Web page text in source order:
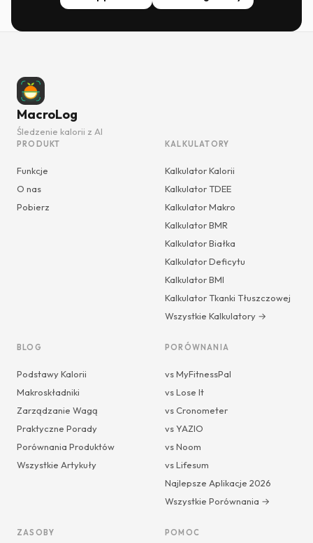
MacroLog
Śledzenie kalorii z AI
PRODUKT
Funkcje
O nas
Pobierz
KALKULATORY
Kalkulator Kalorii
Kalkulator TDEE
Kalkulator Makro
Kalkulator BMR
Kalkulator Białka
Kalkulator Deficytu
Kalkulator BMI
Kalkulator Tkanki Tłuszczowej
Wszystkie Kalkulatory →
BLOG
Podstawy Kalorii
Makroskładniki
Zarządzanie Wagą
Praktyczne Porady
Porównania Produktów
Wszystkie Artykuły
PORÓWNANIA
vs MyFitnessPal
vs Lose It
vs Cronometer
vs YAZIO
vs Noom
vs Lifesum
Najlepsze Aplikacje 2026
Wszystkie Porównania →
ZASOBY POMOC